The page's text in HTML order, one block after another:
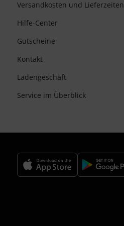
Versandkosten und Lieferzeiten
Hilfe-Center
Gutscheine
Kontakt
Ladengeschäft
Service im Überblick